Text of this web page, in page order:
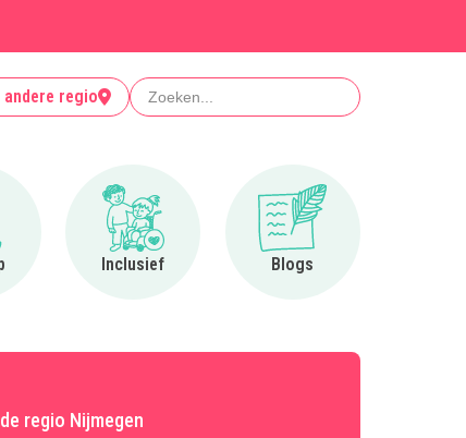
andere regio Zoeken
Op kamp
Inclusief
Ga naar Inclusief
Blogs
Ga naar Blogs
regio Nijmegen